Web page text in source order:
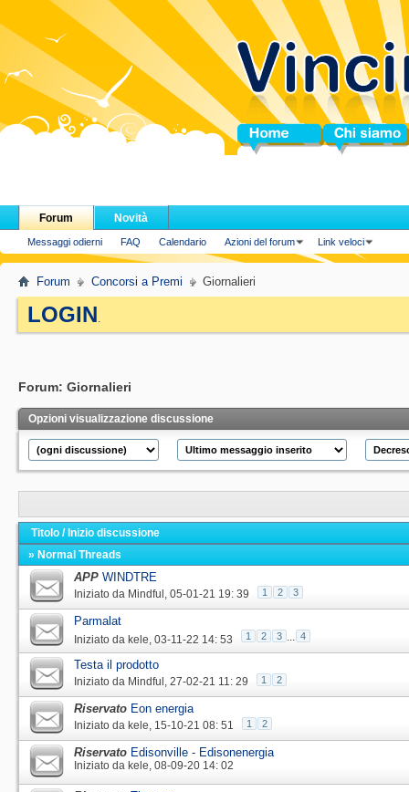
Home Chi siamo
Forum
Messaggi odierni FAQ Calendario Azioni del forum Link veloci
Novità
Forum Concorsi a Premi Giornalieri
LOGIN.
Forum: Giornalieri
Opzioni visualizzazione discussione
Titolo /Inizio discussione
» Normal Threads
APP WINDTRE
Iniziato da Mindful‎, 05-01-21 19: 39 1 2 3
Parmalat
Iniziato da kele‎, 03-11-22 14: 53 1 2 3 ... 4
Testa il prodotto
Iniziato da Mindful‎, 27-02-21 11: 29 1 2
Riservato Eon energia
Iniziato da kele‎, 15-10-21 08: 51 1 2
Riservato Edisonville - Edisonenergia
Iniziato da kele‎, 08-09-20 14: 02